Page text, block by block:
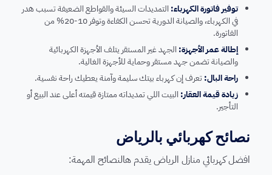
توفير فاتورة الكهرباء: التمديدات السيئة والقواطع الضعيفة تسبب هدر
في الكهرباء، والصيانة الدورية تحسن الكفاءة وتوفر 10-20% من
الفاتورة.
إطالة عمر الأجهزة: الجهد غير المستقر يتلف الأجهزة الكهربائية
والصيانة تضمن جهد مستقر وحماية للأجهزة الغالية.
راحة البال:تعرف إن كهرباء بيتك سليمة وآمنة يعطيك راحة نفسية.
زيادة قيمة العقار: البيت اللي تمديداته ممتازة قيمته أعلى عند البيع أو
التأجير.
نصائح كهربائي بالرياض
افضل كهربائي منازل الرياض يقدم هالنصائح المهمة: